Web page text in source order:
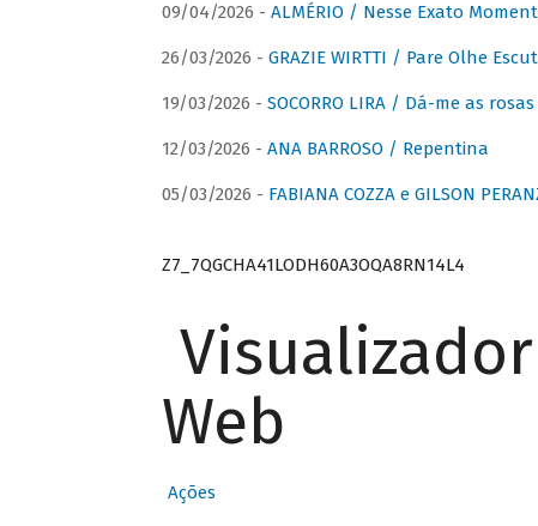
09/04/2026 - ALMÉRIO / Nesse Exato
26/03/2026 - GRAZIE WIRTTI / Pare Olhe
19/03/2026 - SOCORRO LIRA / Dá-me as
12/03/2026 - ANA BARROSO / Repentina
05/03/2026 - FABIANA COZZA e GILSON
Z7_7QGCHA41LODH60A3OQA8RN14L4
Web
Ações